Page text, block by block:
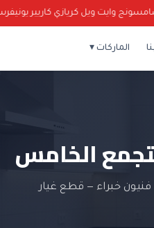
وايت ويل كريازي كاريير يونيفرسال
الماركات ▾
الخامس
خبراء — قطع غيار